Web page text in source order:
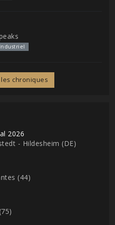
chroniques
2026
- Hildesheim (DE)
(44)